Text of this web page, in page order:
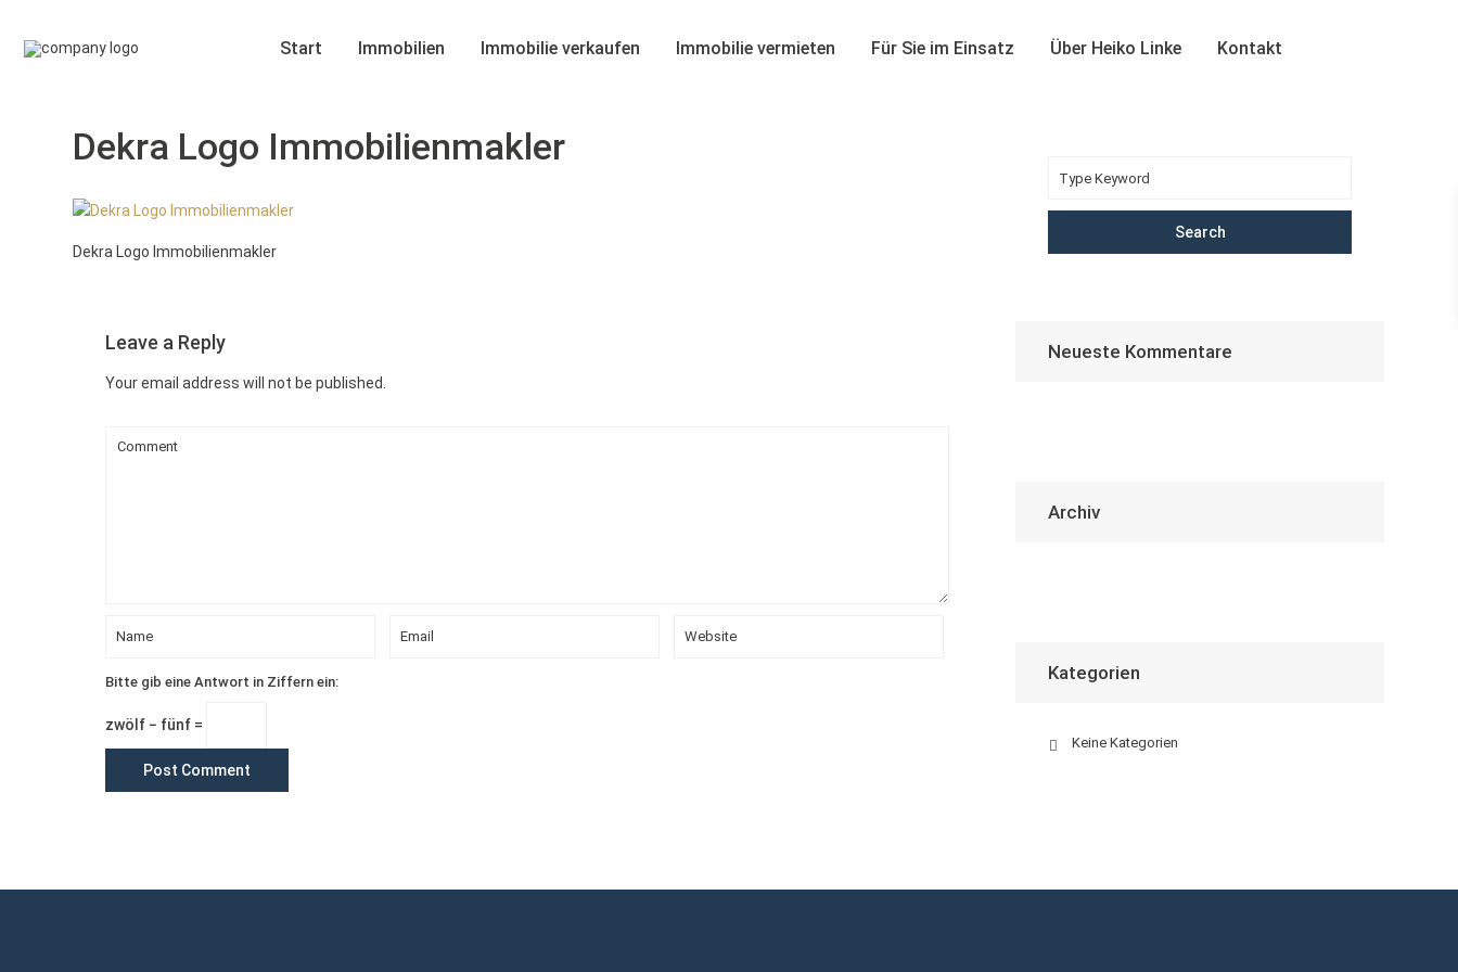
Start Immobilien Immobilie verkaufen Immobilie vermieten Für Sie im Einsatz Über Heiko Linke Kontakt
Dekra Logo Immobilienmakler
Dekra Logo Immobilienmakler
Leave a Reply
Your email address will not be published.
Bitte gib eine Antwort in Ziffern ein:
zwölf − fünf =
Search
Neueste Kommentare
Archiv
Kategorien
Keine Kategorien